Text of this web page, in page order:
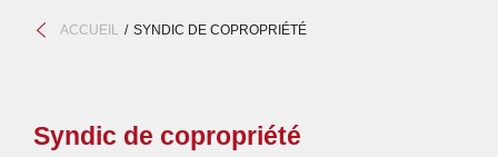
ACCUEIL SYNDIC DE COPROPRIÉTÉ
Syndic de copropriété